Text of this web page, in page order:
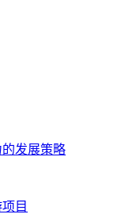
发展策略
目